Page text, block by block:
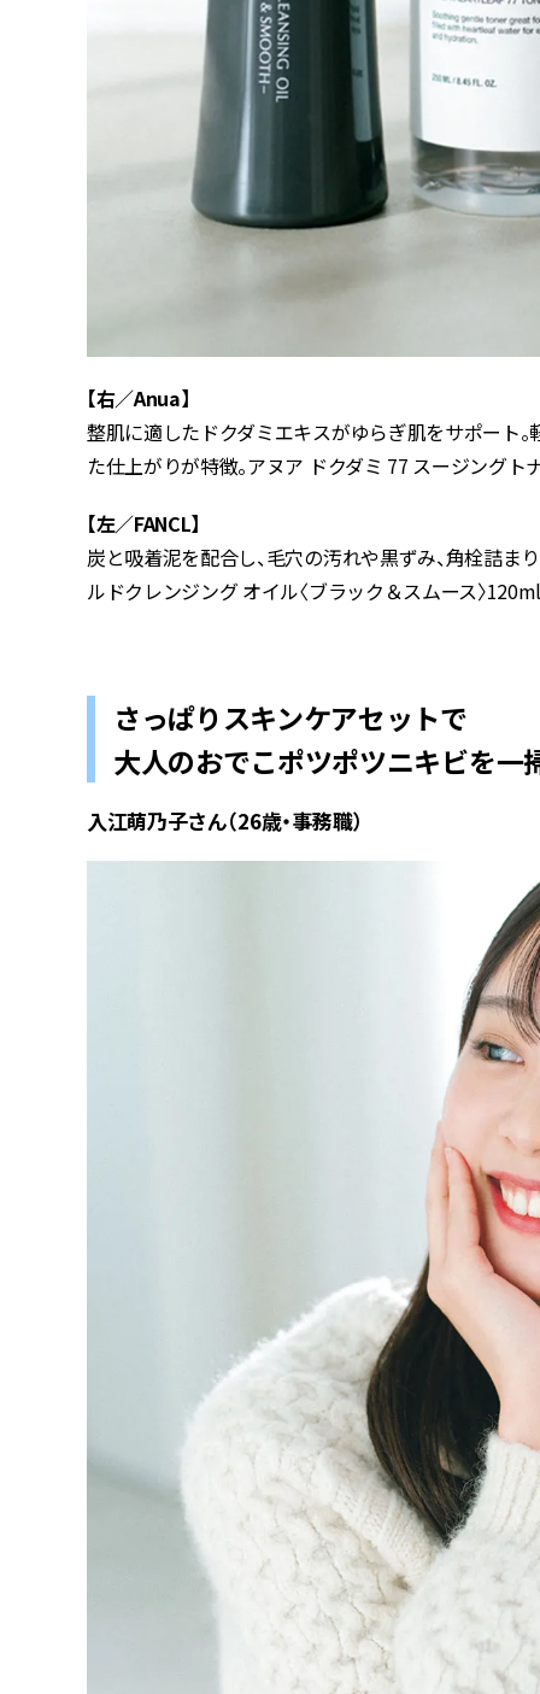
【右／Anua】
整肌に適したドクダミエキスがゆらぎ肌をサポート
た仕上がりが特徴。アヌア ドクダミ 77 スージングト
【左／FANCL】
炭と吸着泥を配合し、毛穴の汚れや黒ずみ、角栓詰ま
ルドクレンジング オイル〈ブラック＆スムース〉
さっぱりスキンケアセットで
大人のおでこポツポツニキビを一
入江萌乃子さん（26歳・事務職）